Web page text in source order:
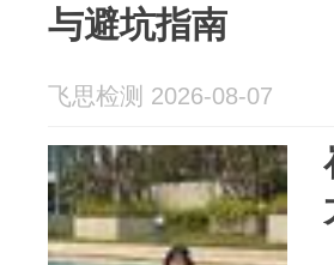
与避坑指南
飞思检测 2026-08-07